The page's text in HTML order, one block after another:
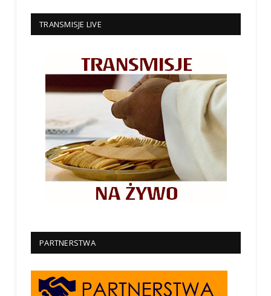
TRANSMISJE LIVE
PARTNERSTWA